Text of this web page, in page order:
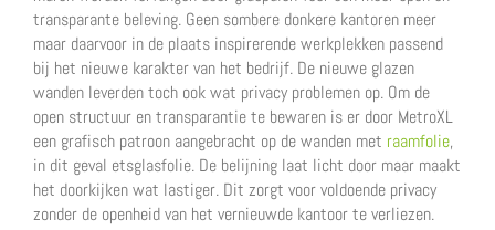
transparante beleving. Geen sombere donkere kantoren meer
maar daarvoor in de plaats inspirerende werkplekken passend
bij het nieuwe karakter van het bedrijf. De nieuwe glazen
wanden leverden toch ook wat privacy problemen op. Om de
open structuur en transparantie te bewaren is er door MetroXL
een grafisch patroon aangebracht op de wanden met raamfolie,
in dit geval etsglasfolie. De belijning laat licht door maar maakt
het doorkijken wat lastiger. Dit zorgt voor voldoende privacy
zonder de openheid van het vernieuwde kantoor te verliezen.